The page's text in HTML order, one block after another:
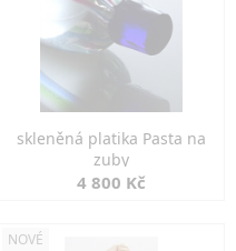
skleněná platika Pasta na
zuby
4 800 Kč
NOVÉ